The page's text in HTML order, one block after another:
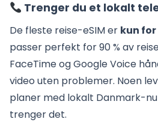
Trenger du et lokalt
De fleste reise-eSIM er kun
passer perfekt for 90 % av
FaceTime og Google Voice
video uten problemer. Noen
planer med lokalt Danmark-
trenger det.